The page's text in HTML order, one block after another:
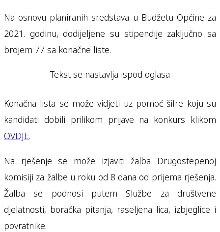
Na osnovu planiranih sredstava u Budžetu Općine za
2021. godinu, dodijeljene su stipendije zaključno sa
brojem 77 sa konačne liste.
Tekst se nastavlja ispod oglasa
Konačna lista se može vidjeti uz pomoć šifre koju su
kandidati dobili prilikom prijave na konkurs klikom
OVDJE.
Na rješenje se može izjaviti žalba Drugostepenoj
komisiji za žalbe u roku od 8 dana od prijema rješenja.
Žalba se podnosi putem Službe za društvene
djelatnosti, boračka pitanja, raseljena lica, izbjeglice i
povratnike.